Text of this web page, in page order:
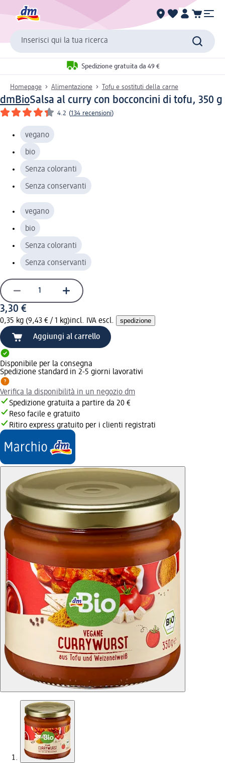
Inserisci qui la tua ricerca
Spedizione gratuita da 49 €
Homepage Alimentazione Tofu e sostituti della carne
dmBioSalsa al curry con bocconcini di tofu, 350 g
4.2 (134 recensioni)
vegano
bio
Senza coloranti
Senza conservanti
vegano
bio
Senza coloranti
Senza conservanti
3,30 €
0,35 kg (9,43 € / 1 kg)incl. IVA escl. spedizione
Aggiungi al carrello
Disponibile per la consegna
Spedizione standard in 2-5 giorni lavorativi
Verifica la disponibilità in un negozio dm
Spedizione gratuita a partire da 20 €
Reso facile e gratuito
Ritiro express gratuito per i clienti registrati